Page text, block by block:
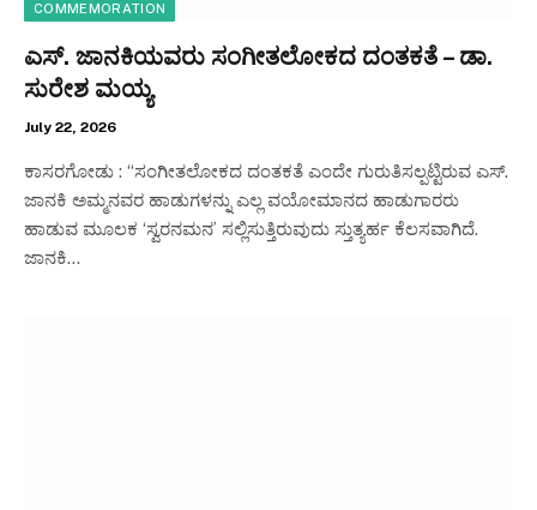
COMMEMORATION
ಎಸ್. ಜಾನಕಿಯವರು ಸಂಗೀತಲೋಕದ ದಂತಕತೆ – ಡಾ.
ಸುರೇಶ ಮಯ್ಯ
July 22, 2026
ಕಾಸರಗೋಡು : “ಸಂಗೀತಲೋಕದ ದಂತಕತೆ ಎಂದೇ ಗುರುತಿಸಲ್ಪಟ್ಟಿರುವ ಎಸ್.
ಜಾನಕಿ ಅಮ್ಮನವರ ಹಾಡುಗಳನ್ನು ಎಲ್ಲ ವಯೋಮಾನದ ಹಾಡುಗಾರರು
ಹಾಡುವ ಮೂಲಕ ‘ಸ್ವರನಮನ’ ಸಲ್ಲಿಸುತ್ತಿರುವುದು ಸ್ತುತ್ಯರ್ಹ ಕೆಲಸವಾಗಿದೆ.
ಜಾನಕಿ…